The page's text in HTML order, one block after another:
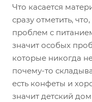
Что касается
сразу отметить,
проблем с
значит особых
которые никогда
почему-то
есть конфеты и
значит детский